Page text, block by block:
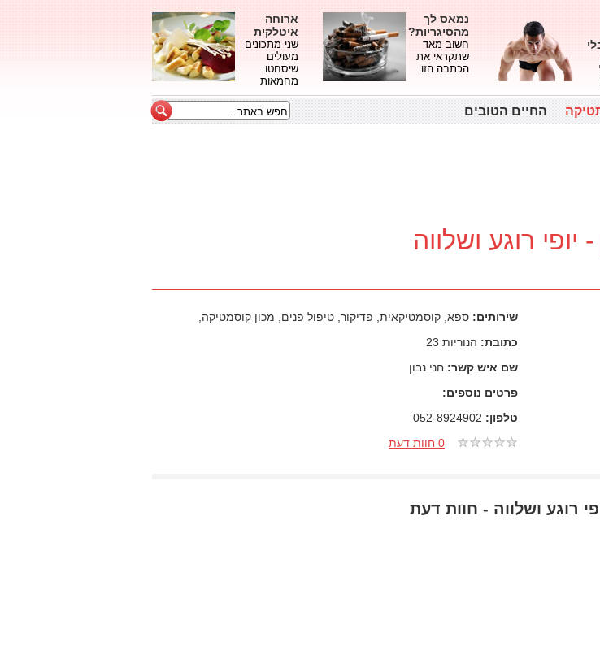
נמאס לך
מהסיגריות?
חשוב מאד
שתקראי את
הכתבה הזו
ארוחה
איטלקית
שני מתכונים
מעולים
שיסחטו
מחמאות
החיים הטובים
- יופי רוגע ושלווה
שירותים: ספא, קוסמטיקאית, פדיקור, טיפול פנים, מכון קוסמטיקה,
כתובת: הנוריות 23
שם איש קשר: חני נבון
פרטים נוספים:
טלפון:
0 חוות דעת
רוגע ושלווה - חוות דעת